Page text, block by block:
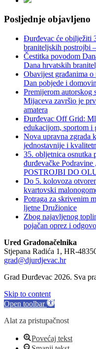
Posljednje objavljeno
Đurđevac će obilježiti
braniteljskih postrojbi
Čestitka povodom
Dana hrvatskih
Obavijest građanima
Dan pobjede i
Premijerom autorskog
Mijaceva završio je
amatera
Đurđevac Off Grid:
edukacijom, sportom i
Nova upravna zgrada
jednostavnije i
35. obljetnica osnutka
đurđevačke
POSTROJBI DO
Do 5. kolovoza
kvartovski
Potraga za skrivenim
ljetne Družionice
Zbog najavljenog
pojačan oprez i
Ured Gradonačelnika
Stjepana Radića 1, HR-
grad@djurdjevac.hr
Grad Đurđevac 2026. Sva
Skip to content
Open toolbar
Alat za pristupačnost
Povećaj tekst